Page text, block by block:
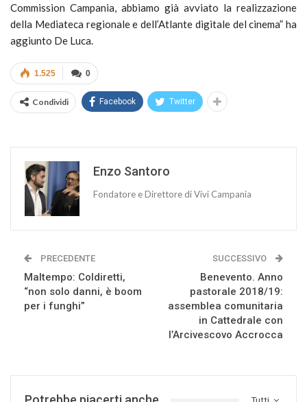
Commission Campania, abbiamo già avviato la realizzazione
della Mediateca regionale e dell’Atlante digitale del cinema” ha
aggiunto De Luca.
0
1.525
Condividi Facebook Twitter
Enzo Santoro
Fondatore e Direttore di Vivi Campania
PRECEDENTE
Maltempo: Coldiretti,
“non solo danni, è boom
per i funghi”
SUCCESSIVO
Benevento. Anno
pastorale 2018/19:
assemblea comunitaria
in Cattedrale con
l’Arcivescovo Accrocca